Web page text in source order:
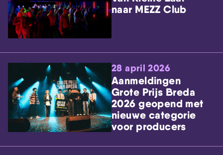
Skip navigatienaar MEZZ Club
28 april 2026
Aanmeldingen
Grote Prijs Breda
2026 geopend met
nieuwe categorie
voor producers